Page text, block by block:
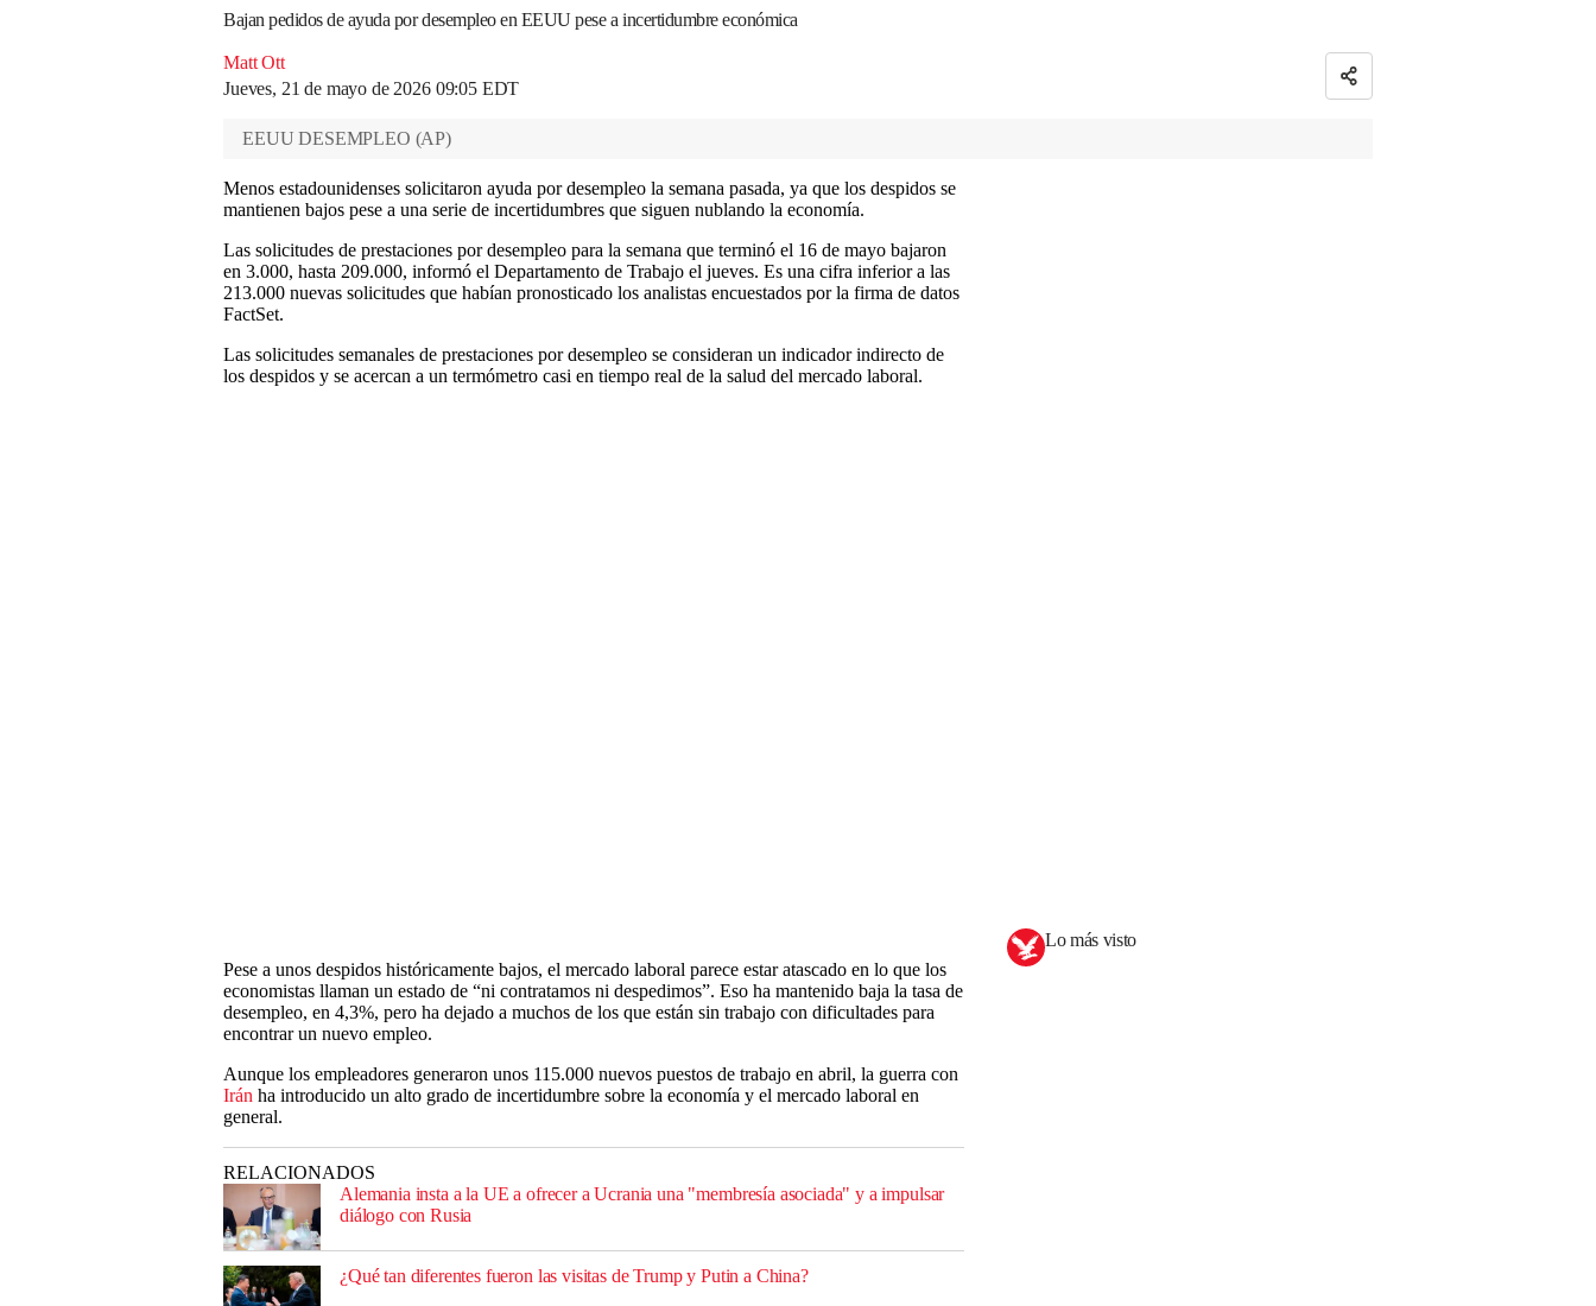
Bajan pedidos de ayuda por desempleo en EEUU pese a incertidumbre económica
Matt Ott
Jueves, 21 de mayo de 2026 09:05 EDT
EEUU DESEMPLEO (AP)
Menos estadounidenses solicitaron ayuda por desempleo la semana pasada, ya que los despidos se
mantienen bajos pese a una serie de incertidumbres que siguen nublando la economía.
Las solicitudes de prestaciones por desempleo para la semana que terminó el 16 de mayo bajaron
en 3.000, hasta 209.000, informó el Departamento de Trabajo el jueves. Es una cifra inferior a las
213.000 nuevas solicitudes que habían pronosticado los analistas encuestados por la firma de datos
FactSet.
Las solicitudes semanales de prestaciones por desempleo se consideran un indicador indirecto de
los despidos y se acercan a un termómetro casi en tiempo real de la salud del mercado laboral.
Pese a unos despidos históricamente bajos, el mercado laboral parece estar atascado en lo que los
economistas llaman un estado de “ni contratamos ni despedimos”. Eso ha mantenido baja la tasa de
desempleo, en 4,3%, pero ha dejado a muchos de los que están sin trabajo con dificultades para
encontrar un nuevo empleo.
Aunque los empleadores generaron unos 115.000 nuevos puestos de trabajo en abril, la guerra con
Irán ha introducido un alto grado de incertidumbre sobre la economía y el mercado laboral en
general.
RELACIONADOS
Alemania insta a la UE a ofrecer a Ucrania una "membresía asociada" y a impulsar
diálogo con Rusia
¿Qué tan diferentes fueron las visitas de Trump y Putin a China?
Lo más visto